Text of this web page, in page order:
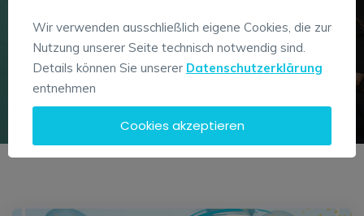
Wir verwenden ausschließlich eigene Cookies, die zur
Nutzung unserer Seite technisch notwendig sind.
Details können Sie unserer Datenschutzerklärung
entnehmen
Cookies akzeptieren